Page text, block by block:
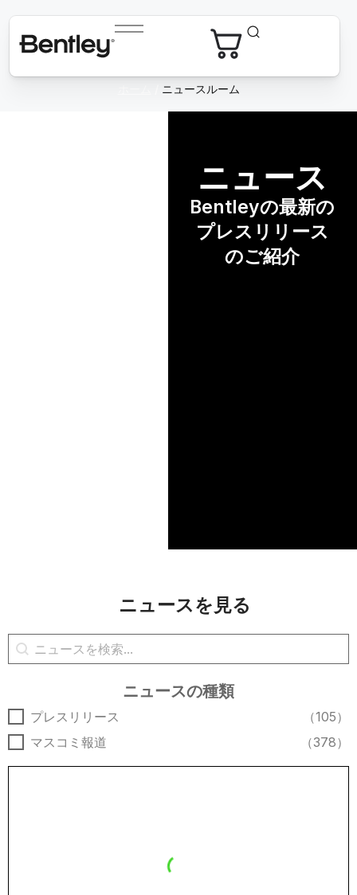
ニュースルーム
ニュース
Bentleyの最新の
プレスリリース
のご紹介
ニュースを見る
ニュースの検索
コンテンツの検索
ニュースの種類
ニュースの種類
プレスリリース
（105）
マスコミ報道
（378）